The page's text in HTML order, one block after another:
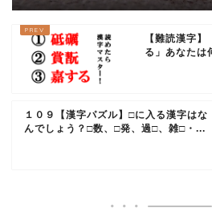
【難読漢字
る」あなたは
１０９【漢字パズル】□に入る漢字はな
んでしょう？□数、□発、過□、雑□・...